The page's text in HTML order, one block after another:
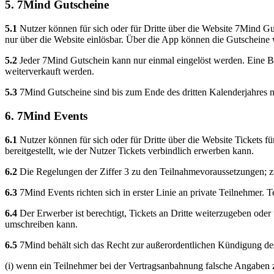
5. 7Mind Gutscheine
5.1 Nutzer können für sich oder für Dritte über die Website 7Mind
nur über die Website einlösbar. Über die App können die
5.2 Jeder 7Mind Gutschein kann nur einmal eingelöst werden. Eine
weiterverkauft werden.
5.3 7Mind Gutscheine sind bis zum Ende des dritten Kalenderjahres
6. 7Mind Events
6.1 Nutzer können für sich oder für Dritte über die Website Tickets
bereitgestellt, wie der Nutzer Tickets verbindlich erwerben kann.
6.2 Die Regelungen der Ziffer 3 zu den
6.3 7Mind Events richten sich in erster Linie an private Teilnehmer.
6.4 Der Erwerber ist berechtigt, Tickets an Dritte weiterzugeben
umschreiben kann.
6.5 7Mind behält sich das Recht zur außerordentlichen Kündigung
(i) wenn ein Teilnehmer bei der Vertragsanbahnung falsche